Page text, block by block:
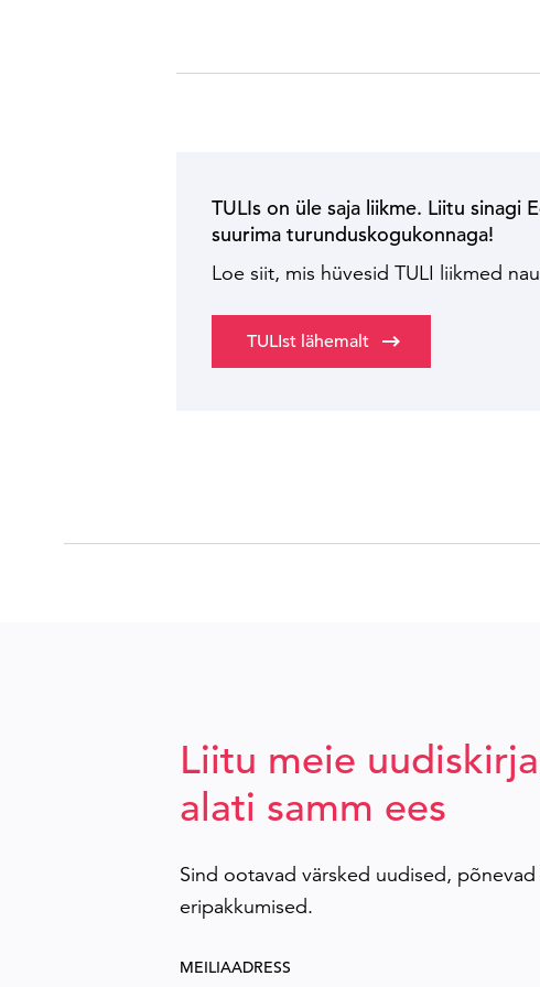
TULIs on üle saja liikme. Liitu sinagi
suurima turunduskogukonnaga!
Loe siit, mis hüvesid TULI liikmed
TULIst lähemalt
Liitu meie
alati samm ees
Sind ootavad värsked uudised,
eripakkumised.
MEILIAADRESS